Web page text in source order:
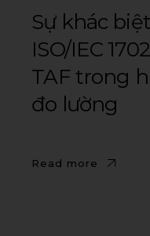
Sự khác
ISO/IEC
TAF trong
đo lường
Read more